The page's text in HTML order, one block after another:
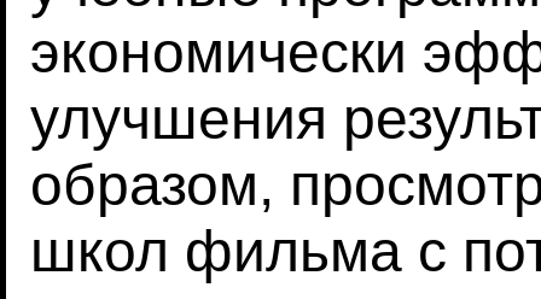
экономически
улучшения
образом,
школ фильма с